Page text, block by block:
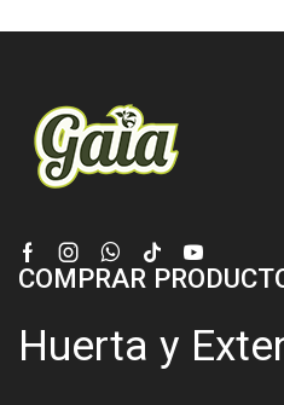
FacebookInstagramWhatsapp
Tik- Youtube
COMPRAR
Huerta y